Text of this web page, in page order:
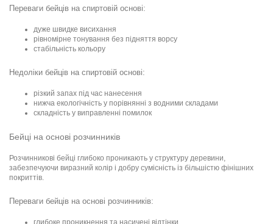
Переваги бейців на спиртовій основі:
дуже швидке висихання
рівномірне тонування без підняття ворсу
стабільність кольору
Недоліки бейців на спиртовій основі:
різкий запах під час нанесення
нижча екологічність у порівнянні з водними складами
складність у виправленні помилок
Бейці на основі розчинників
Розчинникові бейці глибоко проникають у структуру деревини,
забезпечуючи виразний колір і добру сумісність із більшістю фінішних
покриттів.
Переваги бейців на основі розчинників:
глибоке проникнення та насичені відтінки